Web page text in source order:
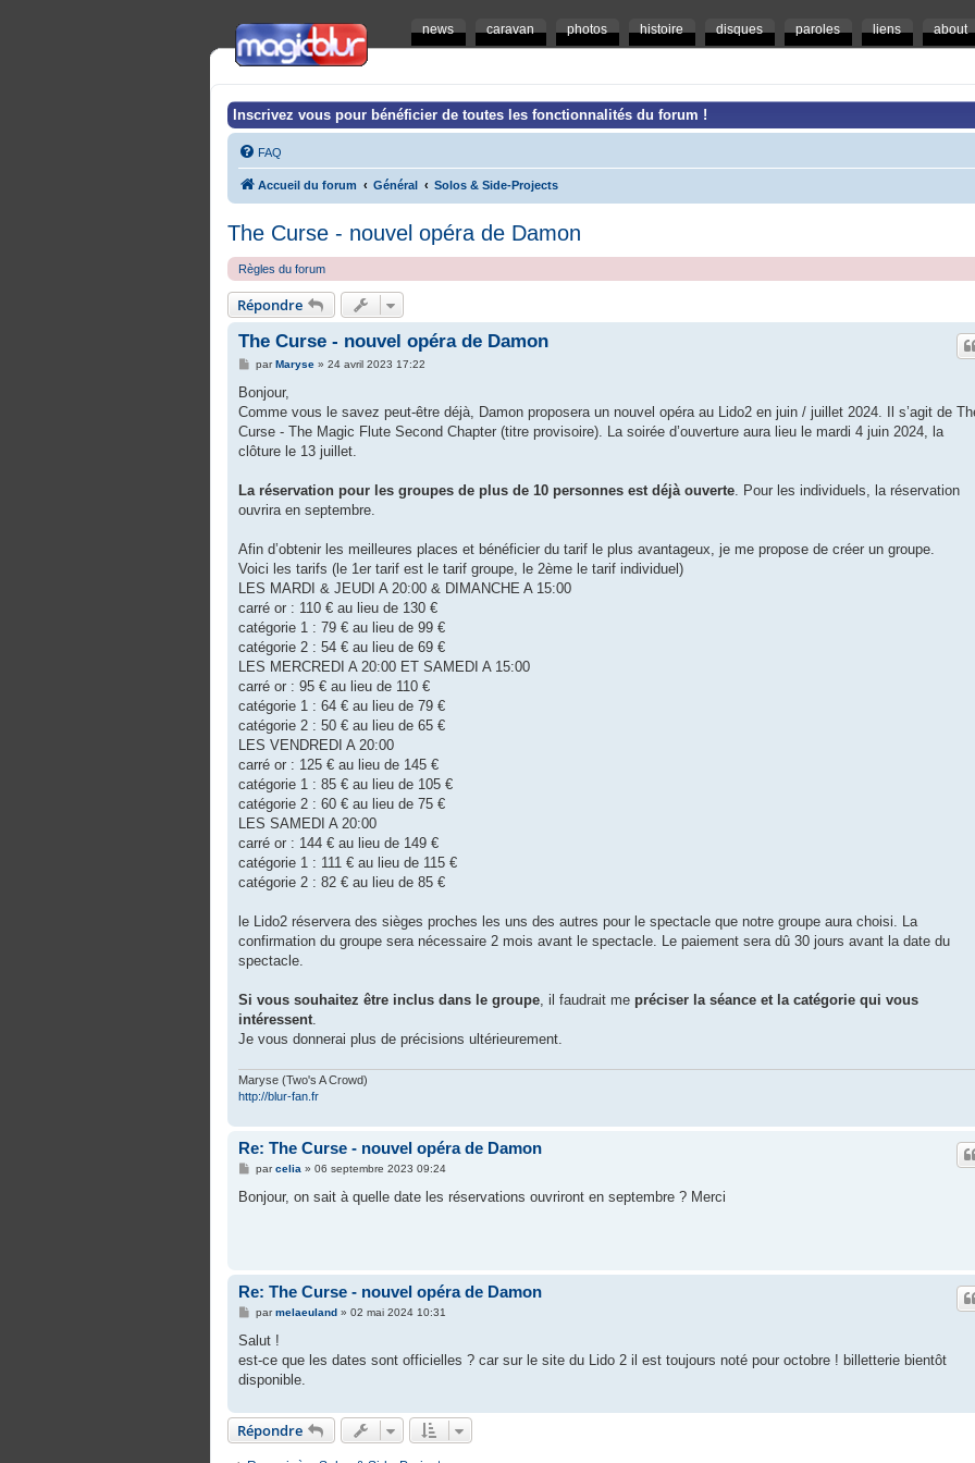
news caravan photos histoire disques paroles liens about
Inscrivez vous pour bénéficier de toutes les fonctionnalités du forum !
FAQ
Accueil du forum Général Solos & Side-Projects
The Curse - nouvel opéra de Damon
Règles du forum
Répondre
The Curse - nouvel opéra de Damon
M
s
a
g
parMaryse» 24 avril 2023 17:22
Bonjour,
Comme vous le savez peut-être déjà, Damon proposera un nouvel opéra au Lido2 en juin / juillet 2024. Il s’agit de
Curse - The Magic Flute Second Chapter (titre provisoire). La soirée d’ouverture aura lieu le mardi 4 juin 2024, la
clôture le 13 juillet.
La réservation pour les groupes de plus de 10 personnes est déjà ouverte. Pour les individuels, la réservation
ouvrira en septembre.
Afin d’obtenir les meilleures places et bénéficier du tarif le plus avantageux, je me propose de créer un groupe.
Voici les tarifs (le 1er tarif est le tarif groupe, le 2ème le tarif individuel)
LES MARDI & JEUDI A 20:00 & DIMANCHE A 15:00
carré or : 110 € au lieu de 130 €
catégorie 1 : 79 € au lieu de 99 €
catégorie 2 : 54 € au lieu de 69 €
LES MERCREDI A 20:00 ET SAMEDI A 15:00
carré or : 95 € au lieu de 110 €
catégorie 1 : 64 € au lieu de 79 €
catégorie 2 : 50 € au lieu de 65 €
LES VENDREDI A 20:00
carré or : 125 € au lieu de 145 €
catégorie 1 : 85 € au lieu de 105 €
catégorie 2 : 60 € au lieu de 75 €
LES SAMEDI A 20:00
carré or : 144 € au lieu de 149 €
catégorie 1 : 111 € au lieu de 115 €
catégorie 2 : 82 € au lieu de 85 €
le Lido2 réservera des sièges proches les uns des autres pour le spectacle que notre groupe aura choisi. La
confirmation du groupe sera nécessaire 2 mois avant le spectacle. Le paiement sera dû 30 jours avant la date du
spectacle.
Si vous souhaitez être inclus dans le groupe, il faudrait me préciser la séance et la catégorie qui vous
intéressent.
Je vous donnerai plus de précisions ultérieurement.
Maryse (Two's A Crowd)
http://blur-fan.fr
Re: The Curse - nouvel opéra de Damon
M
s
parcelia» 06 septembre 2023 09:24
Bonjour, on sait à quelle date les réservations ouvriront en septembre ? Merci
Re: The Curse - nouvel opéra de Damon
M
s
a
g
e
parmelaeuland» 02 mai 2024 10:31
Salut !
est-ce que les dates sont officielles ? car sur le site du Lido 2 il est toujours noté pour octobre ! billetterie bientôt
disponible.
Répondre